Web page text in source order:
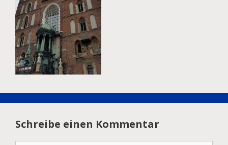
Schreibe einen Kommentar